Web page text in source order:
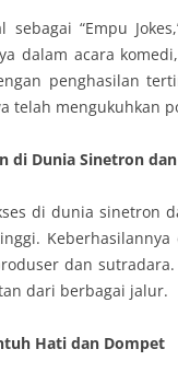
“Empu
dalam acara
penghasilan
telah mengukuhkan
di Dunia Sinetron
di dunia sinetron
dan
dari berbagai jalur.
Hati dan Dompet